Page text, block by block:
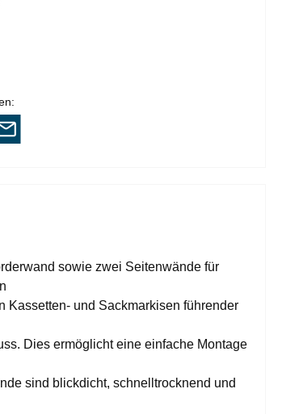
sowie zwei Seitenwände für
Kassetten- und Sackmarkisen führender
Dies ermöglicht eine einfache Montage
sind blickdicht, schnelltrocknend und